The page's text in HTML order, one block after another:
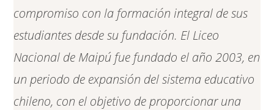
compromiso con la formación integral de sus
estudiantes desde su fundación. El Liceo
Nacional de Maipú fue fundado el año 2003, en
un periodo de expansión del sistema educativo
chileno, con el objetivo de proporcionar una